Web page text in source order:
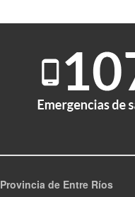
Provincia de Entre Ríos